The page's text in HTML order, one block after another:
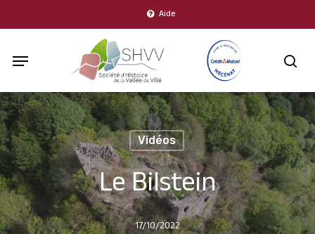
to
main
Aide
Menu
Vidéos
Le Bilstein
17/10/2022